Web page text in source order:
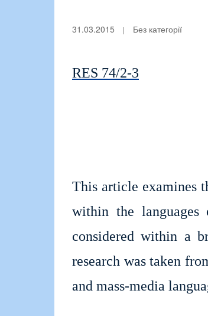
31.03.2015 Без категорії
RES 74/2-3
This article examines
within the languages
considered within a
research was taken
and mass-media